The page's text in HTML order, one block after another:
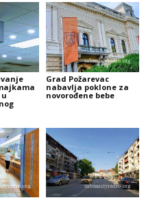
Grad Požarevac
nabavlja poklone za
novorođene bebe